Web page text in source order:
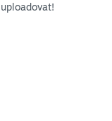
uploadovat!